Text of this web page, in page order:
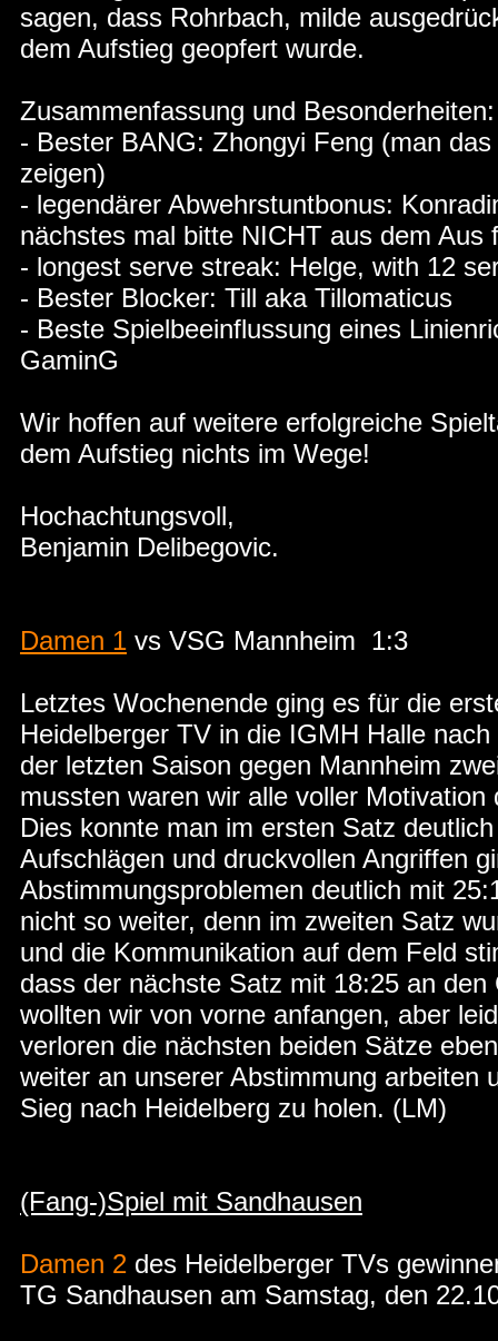
sagen, dass Rohrbach, milde
dem Aufstieg geopfert wurde.
Zusammenfassung und Besonderheiten:
- Bester BANG: Zhongyi Feng (man
zeigen)
- legendärer Abwehrstuntbonus:
nächstes mal bitte NICHT aus dem Aus
- longest serve streak: Helge, with 12
- Bester Blocker: Till aka Tillomaticus
- Beste Spielbeeinflussung eines
GaminG
Wir hoffen auf weitere erfolgreiche
dem Aufstieg nichts im Wege!
Hochachtungsvoll,
Benjamin Delibegovic.
Damen 1 vs VSG Mannheim 1:3
Letztes Wochenende ging es für die
Heidelberger TV in die IGMH Halle
der letzten Saison gegen Mannheim
mussten waren wir alle voller
Dies konnte man im ersten Satz
Aufschlägen und druckvollen Angriffen
Abstimmungsproblemen deutlich mit
nicht so weiter, denn im zweiten Satz
und die Kommunikation auf dem Feld
dass der nächste Satz mit 18:25 an
wollten wir von vorne anfangen, aber
verloren die nächsten beiden Sätze
weiter an unserer Abstimmung arbeiten
Sieg nach Heidelberg zu holen. (LM)
(Fang-)Spiel mit Sandhausen
Damen 2 des Heidelberger TVs
TG Sandhausen am Samstag, den